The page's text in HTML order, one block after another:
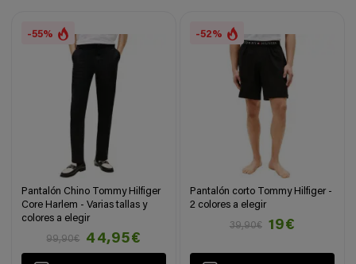
-55%
Pantalón Chino Tommy Hilfiger
Core Harlem - Varias tallas y
colores a elegir
99,90€
44,95€
-52%
Pantalón corto Tommy Hilfiger -
2 colores a elegir
39,90€
19€